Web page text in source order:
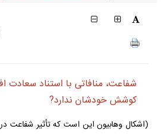
شفاعت، منافاتى با استناد سعادت
كوشش خودشان ندارد?
(اشكال وهابيون اين است كه تأثير شفاعت